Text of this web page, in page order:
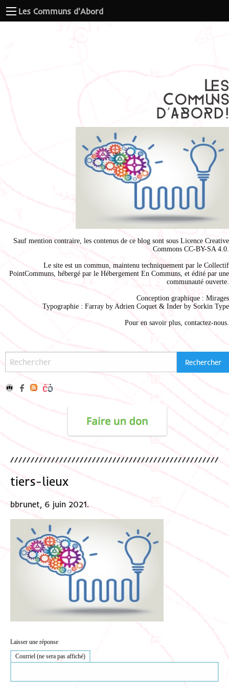
Les Communs d'Abord
Sauf mention contraire, les contenus de ce blog sont sous Licence Creative
Commons CC-BY-SA 4.0.
Le site est un commun, maintenu techniquement par le Collectif
PointCommuns, hébergé par le Hébergement En Communs, et édité par une
communauté ouverte.
Conception graphique : Mirages
Typographie : Farray by Adrien Coquet & Inder by Sorkin Type
Pour en savoir plus, contactez-nous.
tiers-lieux
bbrunet, 6 juin 2021.
Laisser une réponse
Courriel (ne sera pas affiché)